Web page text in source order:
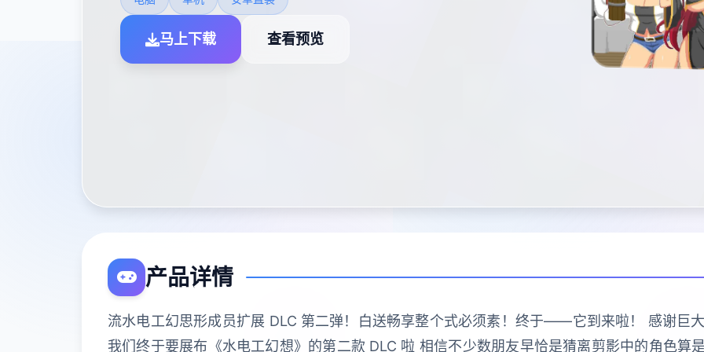
马上下载 查看预览
产品详情
流水电工幻思形成员扩展 DLC 第二弹！白送畅享整个式必须素！终于——它到来啦！ 感谢巨
我们终于要展布《水电工幻想》的第二款 DLC 啦 相信不少数朋友早恰是猜离剪影中的角色